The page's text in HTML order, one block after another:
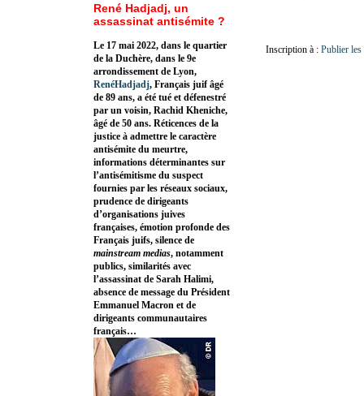
Inscription à : Publier
René Hadjadj, un
assassinat antisémite ?
Le 17 mai 2022, dans le quartier
de la Duchère, dans le 9e
arrondissement de Lyon,
RenéHadjadj, Français juif âgé
de 89 ans, a été tué et défenestré
par un voisin, Rachid Kheniche,
âgé de 50 ans. Réticences de la
justice à admettre le caractère
antisémite du meurtre,
informations déterminantes sur
l’antisémitisme du suspect
fournies par les réseaux sociaux,
prudence de dirigeants
d’organisations juives
françaises, émotion profonde des
Français juifs, silence de
mainstream medias, notamment
publics, similarités avec
l’assassinat de Sarah Halimi,
absence de message du Président
Emmanuel Macron et de
dirigeants communautaires
français…